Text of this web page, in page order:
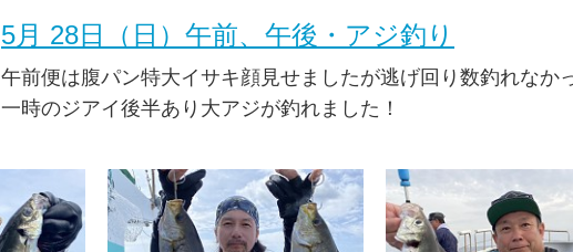
5月 28日（日）午前、午後・アジ釣り
午前便は腹パン特大イサキ顔見せましたが逃げ回り数釣れなか
一時のジアイ後半あり大アジが釣れました！